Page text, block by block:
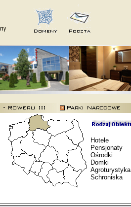
Hotele
Pensjonaty
Ośrodki
Domki
Agroturystyka
Schroniska